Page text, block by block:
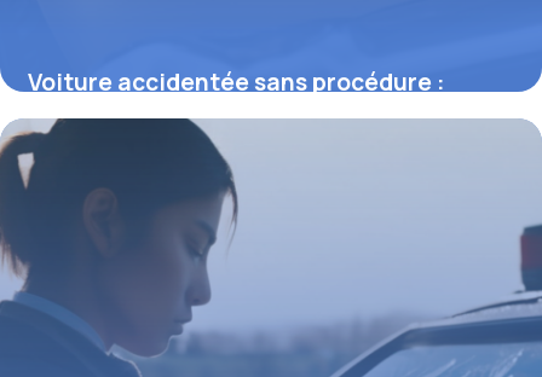
Voiture accidentée sans procédure :
comment agir et éviter les pièges
juridiques
23 février 2026